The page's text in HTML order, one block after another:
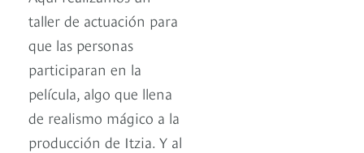
taller de actuación para
que las personas
participaran en la
película, algo que llena
de realismo mágico a la
producción de Itzia. Y al